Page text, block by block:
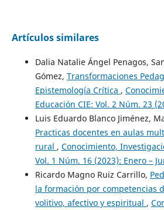
Artículos similares
Dalia Natalie Ángel Penagos,
Gómez, Transformaciones
Epistemología Crítica ,
Educación CIE: Vol. 2 Núm. 23
Luis Eduardo Blanco Jiménez,
Practicas docentes en aulas
rural , Conocimiento,
Vol. 1 Núm. 16 (2023): Enero –
Ricardo Magno Ruiz Carrillo,
la formación por competencias
volitivo, afectivo y espiritual ,